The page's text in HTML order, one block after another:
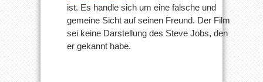
ist. Es handle sich um eine falsche und
gemeine Sicht auf seinen Freund. Der Film
sei keine Darstellung des Steve Jobs, den
er gekannt habe.